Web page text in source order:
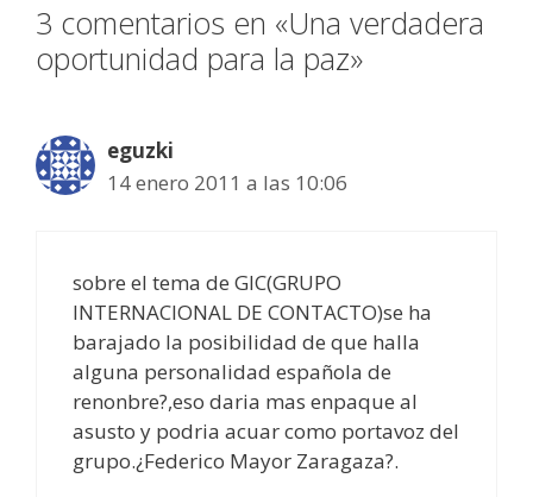
3 comentarios en «Una verdadera
oportunidad para la paz»
eguzki
14 enero 2011 a las 10:06
sobre el tema de GIC(GRUPO
INTERNACIONAL DE CONTACTO)se ha
barajado la posibilidad de que halla
alguna personalidad española de
renonbre?,eso daria mas enpaque al
asusto y podria acuar como portavoz del
grupo.¿Federico Mayor Zaragaza?.